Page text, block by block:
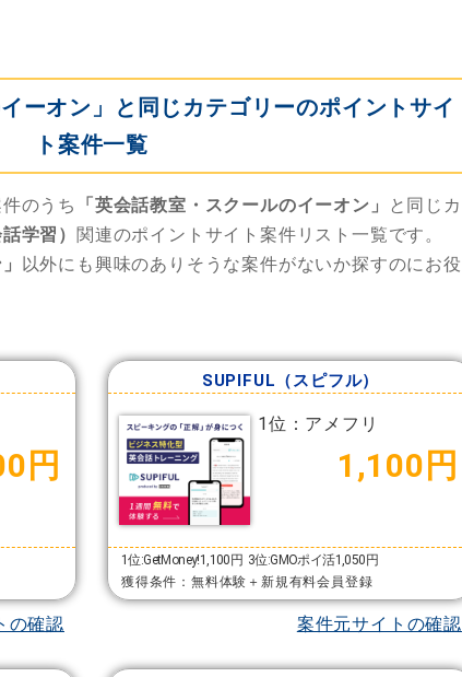
ーオン」と同じカテゴリーのポイントサイ
ト案件一覧
のうち 「英会話教室・スクールのイーオン」
と同じカ
学習） 関連のポイントサイト案件リスト一覧です。
以外にも興味のありそうな案件がないか探すのにお役
円
の確認
SUPIFUL（スピフル）
1位：アメフリ
1,100円
1位:GetMoney!1,100円 3位:GMOポイ活1,050円
獲得条件：無料体験＋新規有料会員登録
案件元サイトの確認